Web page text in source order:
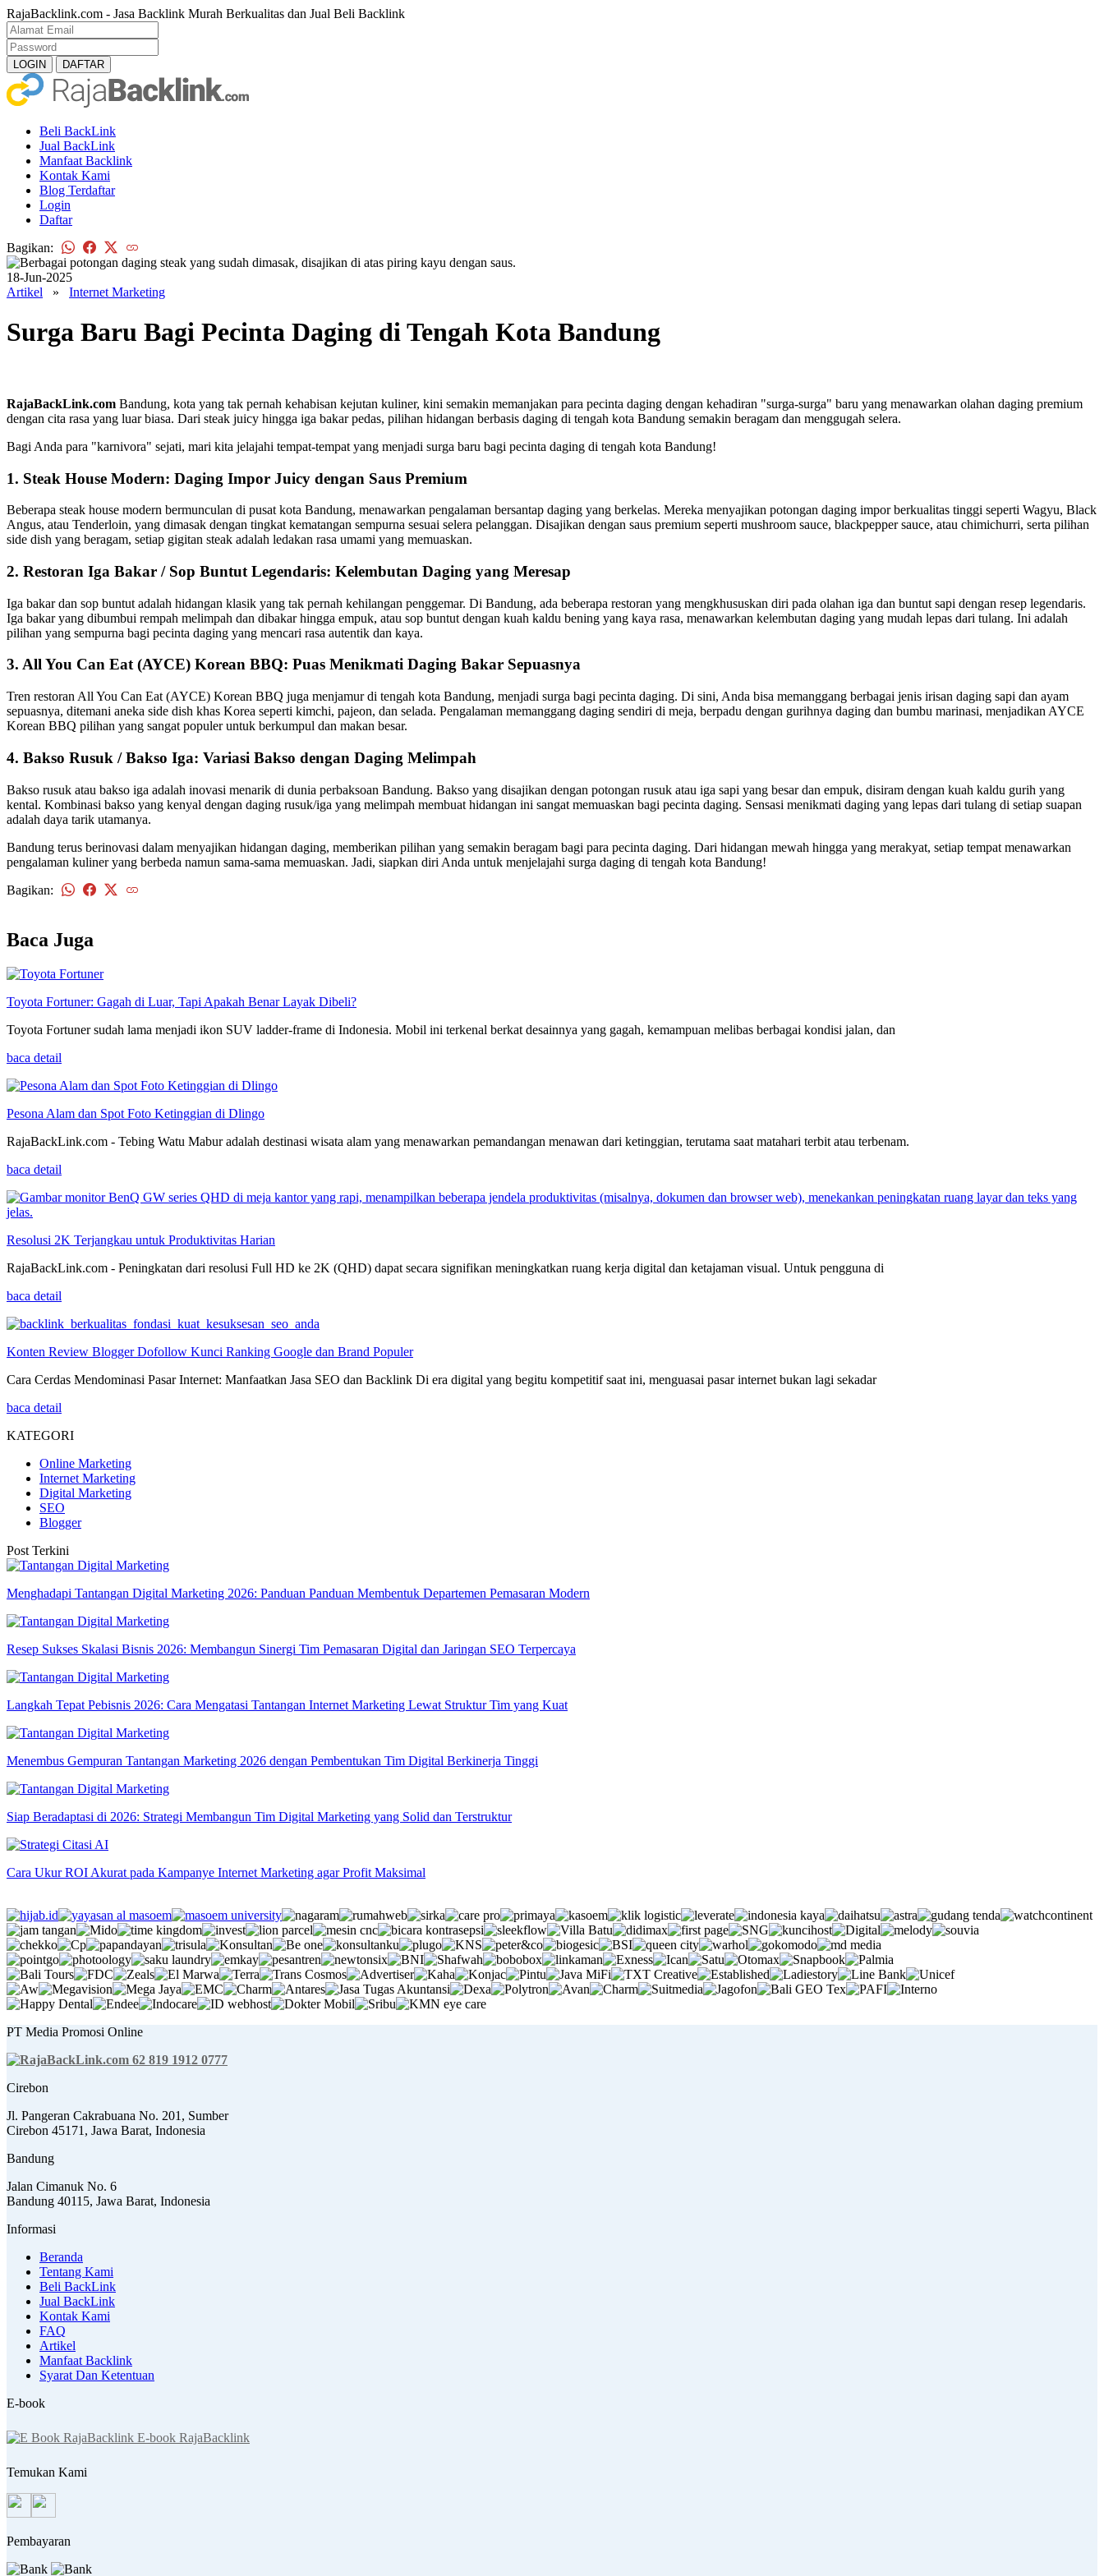
RajaBacklink.com - Jasa Backlink Murah Berkualitas dan Jual Beli Backlink
Beli BackLink
Jual BackLink
Manfaat Backlink
Kontak Kami
Blog Terdaftar
Login
Daftar
Bagikan:
18-Jun-2025
Artikel » Internet Marketing
Surga Baru Bagi Pecinta Daging di Tengah Kota Bandung
RajaBackLink.com Bandung, kota yang tak pernah kehabisan kejutan kuliner, kini semakin memanjakan para pecinta daging dengan kehadiran "surga-surga" baru yang menawarkan olahan daging premium
dengan cita rasa yang luar biasa. Dari steak juicy hingga iga bakar pedas, pilihan hidangan berbasis daging di tengah kota Bandung semakin beragam dan menggugah selera.
Bagi Anda para "karnivora" sejati, mari kita jelajahi tempat-tempat yang menjadi surga baru bagi pecinta daging di tengah kota Bandung!
1. Steak House Modern: Daging Impor Juicy dengan Saus Premium
Beberapa steak house modern bermunculan di pusat kota Bandung, menawarkan pengalaman bersantap daging yang berkelas. Mereka menyajikan potongan daging impor berkualitas tinggi seperti Wagyu, Black
Angus, atau Tenderloin, yang dimasak dengan tingkat kematangan sempurna sesuai selera pelanggan. Disajikan dengan saus premium seperti mushroom sauce, blackpepper sauce, atau chimichurri, serta pilihan
side dish yang beragam, setiap gigitan steak adalah ledakan rasa umami yang memuaskan.
2. Restoran Iga Bakar / Sop Buntut Legendaris: Kelembutan Daging yang Meresap
Iga bakar dan sop buntut adalah hidangan klasik yang tak pernah kehilangan penggemar. Di Bandung, ada beberapa restoran yang mengkhususkan diri pada olahan iga dan buntut sapi dengan resep legendaris.
Iga bakar yang dibumbui rempah melimpah dan dibakar hingga empuk, atau sop buntut dengan kuah kaldu bening yang kaya rasa, menawarkan kelembutan daging yang mudah lepas dari tulang. Ini adalah
pilihan yang sempurna bagi pecinta daging yang mencari rasa autentik dan kaya.
3. All You Can Eat (AYCE) Korean BBQ: Puas Menikmati Daging Bakar Sepuasnya
Tren restoran All You Can Eat (AYCE) Korean BBQ juga menjamur di tengah kota Bandung, menjadi surga bagi pecinta daging. Di sini, Anda bisa memanggang berbagai jenis irisan daging sapi dan ayam
sepuasnya, ditemani aneka side dish khas Korea seperti kimchi, pajeon, dan selada. Pengalaman memanggang daging sendiri di meja, berpadu dengan gurihnya daging dan bumbu marinasi, menjadikan AYCE
Korean BBQ pilihan yang sangat populer untuk berkumpul dan makan besar.
4. Bakso Rusuk / Bakso Iga: Variasi Bakso dengan Daging Melimpah
Bakso rusuk atau bakso iga adalah inovasi menarik di dunia perbaksoan Bandung. Bakso yang disajikan dengan potongan rusuk atau iga sapi yang besar dan empuk, disiram dengan kuah kaldu gurih yang
kental. Kombinasi bakso yang kenyal dengan daging rusuk/iga yang melimpah membuat hidangan ini sangat memuaskan bagi pecinta daging. Sensasi menikmati daging yang lepas dari tulang di setiap suapan
adalah daya tarik utamanya.
Bandung terus berinovasi dalam menyajikan hidangan daging, memberikan pilihan yang semakin beragam bagi para pecinta daging. Dari hidangan mewah hingga yang merakyat, setiap tempat menawarkan
pengalaman kuliner yang berbeda namun sama-sama memuaskan. Jadi, siapkan diri Anda untuk menjelajahi surga daging di tengah kota Bandung!
Bagikan:
Baca Juga
Toyota Fortuner: Gagah di Luar, Tapi Apakah Benar Layak Dibeli?
Toyota Fortuner sudah lama menjadi ikon SUV ladder-frame di Indonesia. Mobil ini terkenal berkat desainnya yang gagah, kemampuan melibas berbagai kondisi jalan, dan
baca detail
Pesona Alam dan Spot Foto Ketinggian di Dlingo
RajaBackLink.com - Tebing Watu Mabur adalah destinasi wisata alam yang menawarkan pemandangan menawan dari ketinggian, terutama saat matahari terbit atau terbenam.
baca detail
Resolusi 2K Terjangkau untuk Produktivitas Harian
RajaBackLink.com - Peningkatan dari resolusi Full HD ke 2K (QHD) dapat secara signifikan meningkatkan ruang kerja digital dan ketajaman visual. Untuk pengguna di
baca detail
Konten Review Blogger Dofollow Kunci Ranking Google dan Brand Populer
Cara Cerdas Mendominasi Pasar Internet: Manfaatkan Jasa SEO dan Backlink Di era digital yang begitu kompetitif saat ini, menguasai pasar internet bukan lagi sekadar
baca detail
KATEGORI
Online Marketing
Internet Marketing
Digital Marketing
SEO
Blogger
Post Terkini
Menghadapi Tantangan Digital Marketing 2026: Panduan Panduan Membentuk Departemen Pemasaran Modern
Resep Sukses Skalasi Bisnis 2026: Membangun Sinergi Tim Pemasaran Digital dan Jaringan SEO Terpercaya
Langkah Tepat Pebisnis 2026: Cara Mengatasi Tantangan Internet Marketing Lewat Struktur Tim yang Kuat
Menembus Gempuran Tantangan Marketing 2026 dengan Pembentukan Tim Digital Berkinerja Tinggi
Siap Beradaptasi di 2026: Strategi Membangun Tim Digital Marketing yang Solid dan Terstruktur
Cara Ukur ROI Akurat pada Kampanye Internet Marketing agar Profit Maksimal
PT Media Promosi Online
62 819 1912 0777
Cirebon
Jl. Pangeran Cakrabuana No. 201, Sumber
Cirebon 45171, Jawa Barat, Indonesia
Bandung
Jalan Cimanuk No. 6
Bandung 40115, Jawa Barat, Indonesia
Informasi
Beranda
Tentang Kami
Beli BackLink
Jual BackLink
Kontak Kami
FAQ
Artikel
Manfaat Backlink
Syarat Dan Ketentuan
E-book
E-book RajaBacklink
Temukan Kami
Pembayaran